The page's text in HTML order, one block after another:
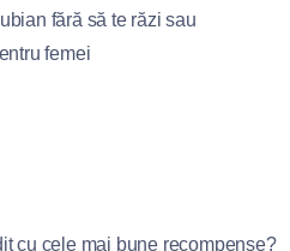
fără să te răzi sau
femei
cu cele mai bune recompense?